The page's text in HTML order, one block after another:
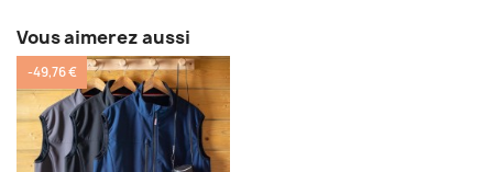
Vous aimerez aussi
-49,76 €